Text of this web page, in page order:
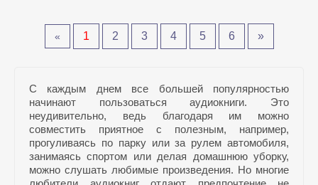
« 1 2 3 4 5 6 »
С каждым днем все большей популярностью
начинают пользоваться аудиокниги. Это
неудивительно, ведь благодаря им можно
совместить приятное с полезным, например,
прогуливаясь по парку или за рулем автомобиля,
занимаясь спортом или делая домашнюю уборку,
можно слушать любимые произведения. Но многие